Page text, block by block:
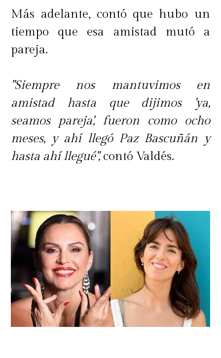
Más adelante, contó que hubo un
tiempo que esa amistad mutó a
pareja.
"Siempre nos mantuvimos en
amistad hasta que dijimos 'ya,
seamos pareja', fueron como ocho
meses, y ahí llegó Paz Bascuñán y
hasta ahí llegué",contó Valdés.